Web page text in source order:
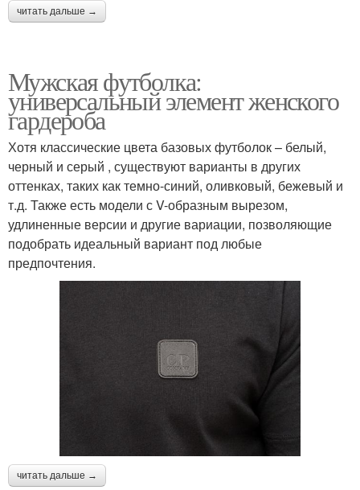
читать дальше →
Мужская футболка:
универсальный элемент женского
гардероба
Хотя классические цвета базовых футболок – белый,
черный и серый , существуют варианты в других
оттенках, таких как темно-синий, оливковый, бежевый и
т.д. Также есть модели с V-образным вырезом,
удлиненные версии и другие вариации, позволяющие
подобрать идеальный вариант под любые
предпочтения.
читать дальше →